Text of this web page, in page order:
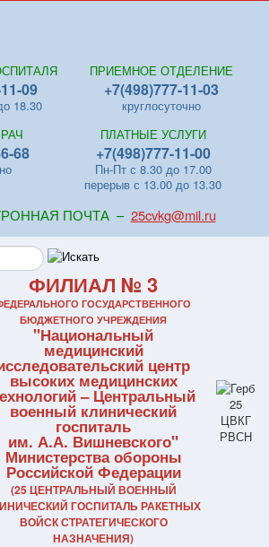
09
18.30
ПРИЕМНОЕ ОТДЕЛЕНИЕ
+7(498)777-11-03
круглосуточно
68
ПЛАТНЫЕ УСЛУГИ
+7(498)777-11-00
Пн-Пт с 8.30 до 17.00
перерыв с 13.00 до 13.30
ПОЧТА – 25cvkg@mil.ru
ФИЛИАЛ № 3
ГОСУДАРСТВЕННОГО
БЮДЖЕТНОГО УЧРЕЖДЕНИЯ
"Национальный
медицинский
центр
высоких медицинских
– Центральный
военный клинический
госпиталь
им. А.А. Вишневского"
Министерства обороны
Российской Федерации
(25 ЦЕНТРАЛЬНЫЙ ВОЕННЫЙ
ГОСПИТАЛЬ РАКЕТНЫХ
ВОЙСК СТРАТЕГИЧЕСКОГО
НАЗНАЧЕНИЯ)